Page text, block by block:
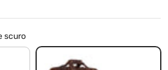
scuro